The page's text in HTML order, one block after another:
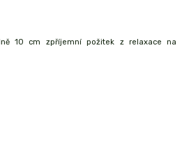
10 cm zpříjemní požitek z relaxace na